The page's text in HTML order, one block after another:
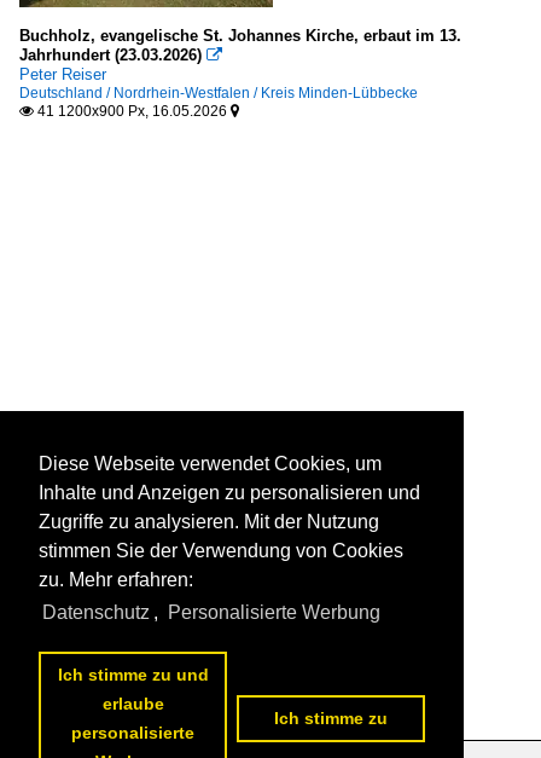
Buchholz, evangelische St. Johannes Kirche, erbaut im 13.
Jahrhundert (23.03.2026) 
Peter Reiser
Deutschland / Nordrhein-Westfalen / Kreis Minden-Lübbecke
 41 1200x900 Px, 16.05.2026 
Diese Webseite verwendet Cookies, um
Inhalte und Anzeigen zu personalisieren und
Zugriffe zu analysieren. Mit der Nutzung
stimmen Sie der Verwendung von Cookies
zu. Mehr erfahren:
Datenschutz , Personalisierte Werbung
Ich stimme zu und
erlaube
personalisierte
Ich stimme zu